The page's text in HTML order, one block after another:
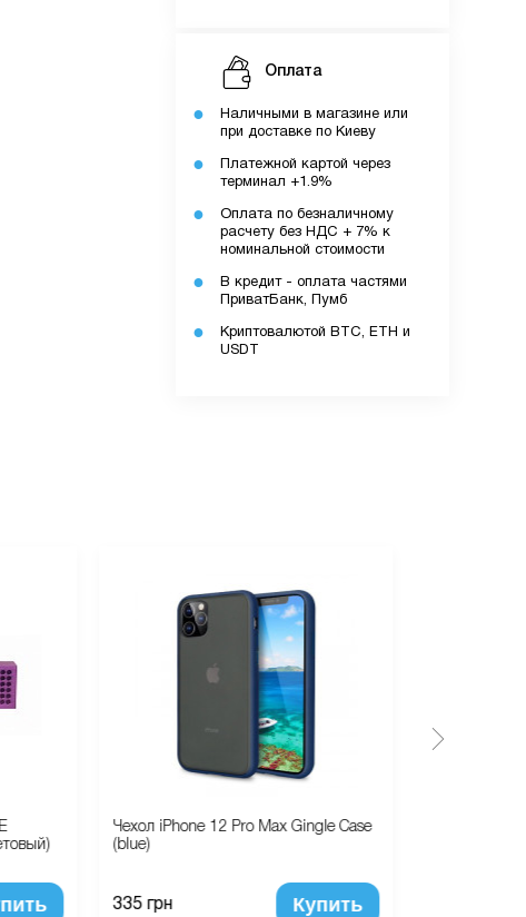
Оплата
Наличными в магазине или
при доставке по Киеву
Платежной картой через
терминал +1.9%
Оплата по безналичному
расчету без НДС + 7% к
номинальной стоимости
В кредит - оплата частями
ПриватБанк, Пумб
Криптовалютой BTC, ETH и
USDT
Чехол iPhone 12 Pro Max Gingle Case
(blue)
335 грн Купить